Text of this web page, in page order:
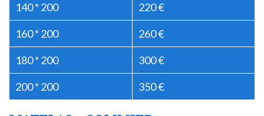
140 * 200 220 €
160 * 200 260 €
180 * 200 300 €
200 * 200 350 €